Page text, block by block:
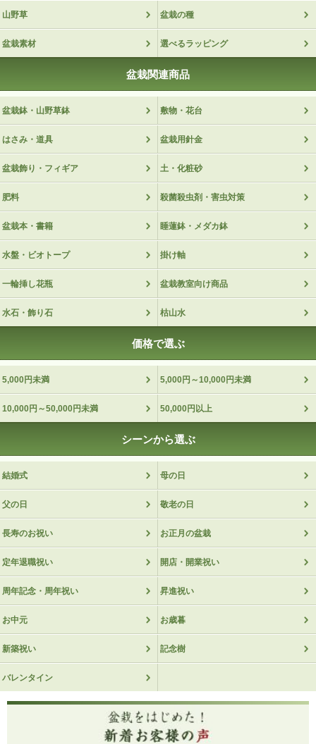
二度目の購入
昨年購入して大変満足していましたが、夏に油断
安心して購入出来ました。今年は頑張るぞ!
Coleman大好き! 2018/02/19
評価：★★★★★
良かった
迅速に対応して頂きありがとうございます。しっ
かり育てていきたいと思います
評価：★★★★
両親の金婚式
両親の金婚式のお祝いに贈りました。梱包もしっ
が上がり、とても喜んでくれました。花開くのが
昭和の娘 2018/02/07
評価：★★★★★
最高の贈り物になりました!!ありがとうございまし
ノリタルオ 2018/02/01
評価：★★★★★
安心して購入できます。
同時に注文した紅白梅大樹も、非常に満足です。
梅の開花の後に桜も楽しめると思うと、今から楽
江戸川小五郎 2018/01/23
評価：★★★★★
山野草 盆栽の種
盆栽素材 選べるラッピング
盆栽関連商品
盆栽鉢・山野草鉢 敷物・花台
はさみ・道具 盆栽用針金
盆栽飾り・フィギア 土・化粧砂
肥料 殺菌殺虫剤・害虫対策
盆栽本・書籍 睡蓮鉢・メダカ鉢
水盤・ビオトープ 掛け軸
一輪挿し花瓶 盆栽教室向け商品
水石・飾り石 枯山水
価格で選ぶ
5,000円未満 5,000円～10,000円未満
10,000円～50,000円未満 50,000円以上
シーンから選ぶ
結婚式 母の日
父の日 敬老の日
長寿のお祝い お正月の盆栽
定年退職祝い 開店・開業祝い
周年記念・周年祝い 昇進祝い
お中元 お歳暮
新築祝い 記念樹
バレンタイン